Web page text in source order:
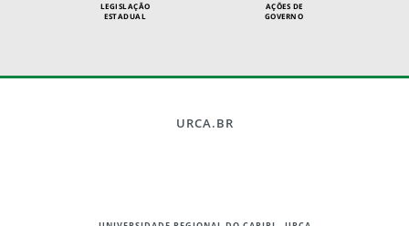
LEGISLAÇÃO
ESTADUAL
AÇÕES DE
GOVERNO
URCA.BR